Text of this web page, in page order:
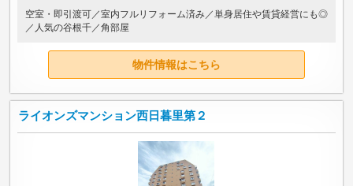
空室・即引渡可／室内フルリフォーム済み／単身居住や賃貸経営にも◎
／人気の谷根千／角部屋
物件情報はこちら
ライオンズマンション西日暮里第２